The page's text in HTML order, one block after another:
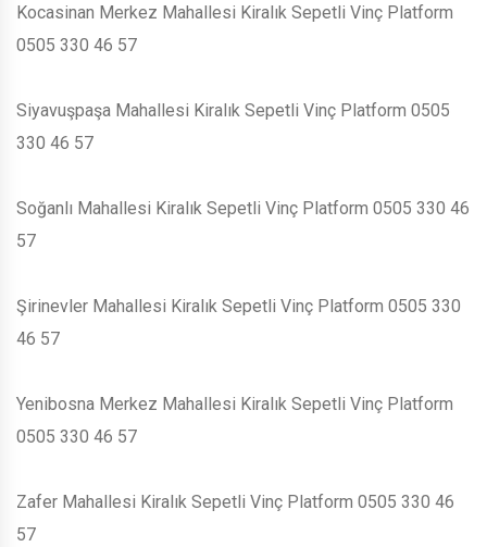
Kocasinan Merkez Mahallesi Kiralık Sepetli Vinç Platform
0505 330 46 57
Siyavuşpaşa Mahallesi Kiralık Sepetli Vinç Platform 0505
330 46 57
Soğanlı Mahallesi Kiralık Sepetli Vinç Platform 0505 330 46
57
Şirinevler Mahallesi Kiralık Sepetli Vinç Platform 0505 330
46 57
Yenibosna Merkez Mahallesi Kiralık Sepetli Vinç Platform
0505 330 46 57
Zafer Mahallesi Kiralık Sepetli Vinç Platform 0505 330 46
57